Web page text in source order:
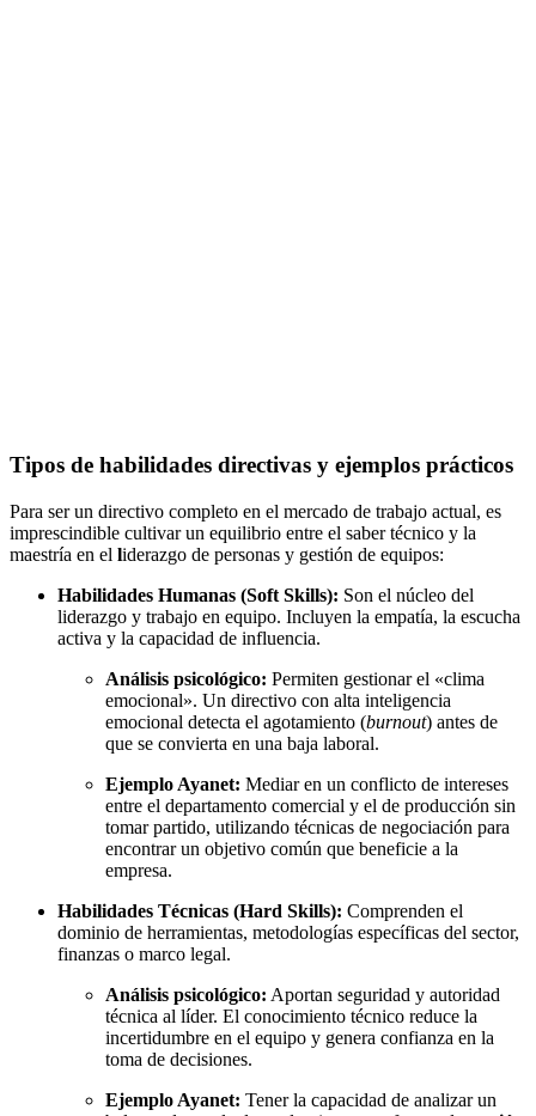
Tipos de habilidades directivas y ejemplos prácticos
Para ser un directivo completo en el mercado de trabajo actual, es
imprescindible cultivar un equilibrio entre el saber técnico y la
maestría en el liderazgo de personas y gestión de equipos:
Habilidades Humanas (Soft Skills): Son el núcleo del
liderazgo y trabajo en equipo. Incluyen la empatía, la escucha
activa y la capacidad de influencia.
Análisis psicológico: Permiten gestionar el «clima
emocional». Un directivo con alta inteligencia
emocional detecta el agotamiento (burnout) antes de
que se convierta en una baja laboral.
Ejemplo Ayanet: Mediar en un conflicto de intereses
entre el departamento comercial y el de producción sin
tomar partido, utilizando técnicas de negociación para
encontrar un objetivo común que beneficie a la
empresa.
Habilidades Técnicas (Hard Skills): Comprenden el
dominio de herramientas, metodologías específicas del sector,
finanzas o marco legal.
Análisis psicológico: Aportan seguridad y autoridad
técnica al líder. El conocimiento técnico reduce la
incertidumbre en el equipo y genera confianza en la
toma de decisiones.
Ejemplo Ayanet: Tener la capacidad de analizar un